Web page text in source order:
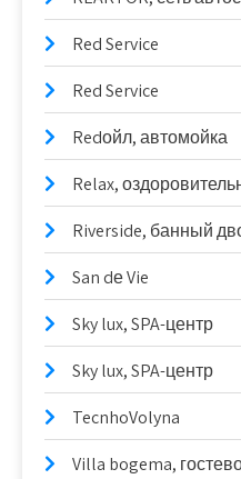
Red Service
Red Service
Redойл, автомойка
Relax,
Riverside, банный
San dе Vie
Sky lux, SPA-центр
Sky lux, SPA-центр
TecnhoVolyna
Villa bogema,